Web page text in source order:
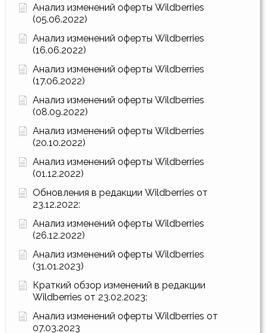
Анализ изменений оферты Wildberries
(05.06.2022)
Анализ изменений оферты Wildberries
(16.06.2022)
Анализ изменений оферты Wildberries
(17.06.2022)
Анализ изменений оферты Wildberries
(08.09.2022)
Анализ изменений оферты Wildberries
(20.10.2022)
Анализ изменений оферты Wildberries
(01.12.2022)
Обновления в редакции Wildberries от
23.12.2022:
Анализ изменений оферты Wildberries
(26.12.2022)
Анализ изменений оферты Wildberries
(31.01.2023)
Краткий обзор изменений в редакции
Wildberries от 23.02.2023:
Анализ изменений оферты Wildberries от
07.03.2023